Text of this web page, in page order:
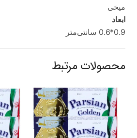
میخی
ابعاد
0.9*0.6 سانتی‌متر
محصولات مرتبط